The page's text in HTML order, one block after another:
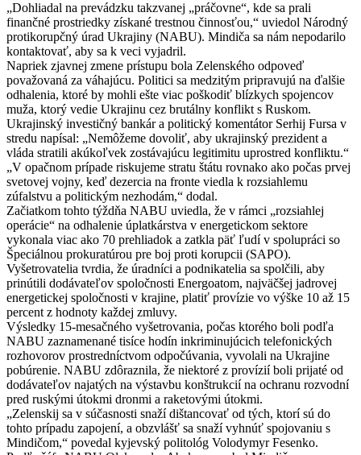
„Dohliadal na prevádzku takzvanej „práčovne“, kde sa prali
finančné prostriedky získané trestnou činnosťou,“ uviedol Národný
protikorupčný úrad Ukrajiny (NABU). Mindiča sa nám nepodarilo
kontaktovať, aby sa k veci vyjadril.
Napriek zjavnej zmene prístupu bola Zelenského odpoveď
považovaná za váhajúcu. Politici sa medzitým pripravujú na ďalšie
odhalenia, ktoré by mohli ešte viac poškodiť blízkych spojencov
muža, ktorý vedie Ukrajinu cez brutálny konflikt s Ruskom.
Ukrajinský investičný bankár a politický komentátor Serhij Fursa v
stredu napísal: „Nemôžeme dovoliť, aby ukrajinský prezident a
vláda stratili akúkoľvek zostávajúcu legitimitu uprostred konfliktu.“
„V opačnom prípade riskujeme stratu štátu rovnako ako počas prvej
svetovej vojny, keď dezercia na fronte viedla k rozsiahlemu
zúfalstvu a politickým nezhodám,“ dodal.
Začiatkom tohto týždňa NABU uviedla, že v rámci „rozsiahlej
operácie“ na odhalenie úplatkárstva v energetickom sektore
vykonala viac ako 70 prehliadok a zatkla päť ľudí v spolupráci so
Špeciálnou prokuratúrou pre boj proti korupcii (SAPO).
Vyšetrovatelia tvrdia, že úradníci a podnikatelia sa spolčili, aby
prinútili dodávateľov spoločnosti Energoatom, najväčšej jadrovej
energetickej spoločnosti v krajine, platiť provízie vo výške 10 až 15
percent z hodnoty každej zmluvy.
Výsledky 15-mesačného vyšetrovania, počas ktorého boli podľa
NABU zaznamenané tisíce hodín inkriminujúcich telefonických
rozhovorov prostredníctvom odpočúvania, vyvolali na Ukrajine
pobúrenie. NABU zdôraznila, že niektoré z provízií boli prijaté od
dodávateľov najatých na výstavbu konštrukcií na ochranu rozvodní
pred ruskými útokmi dronmi a raketovými útokmi.
„Zelenskij sa v súčasnosti snaží dištancovať od tých, ktorí sú do
tohto prípadu zapojení, a obzvlášť sa snaží vyhnúť spojovaniu s
Mindičom,“ povedal kyjevský politológ Volodymyr Fesenko.